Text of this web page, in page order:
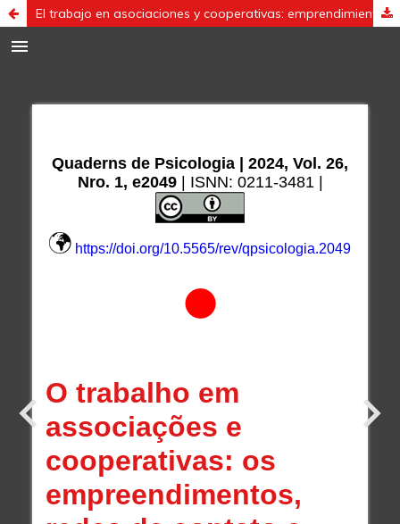
El trabajo en asociaciones y cooperativas: emprendimientos, redes de contacto y salud de los trabajadores